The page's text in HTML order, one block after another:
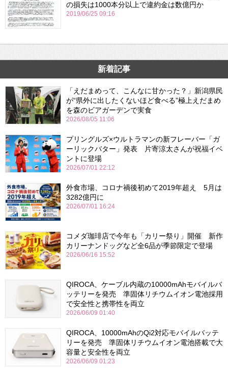
の損失は1000本分以上で違約金は数億円か
2019/06/25 09:16
新着記事
「えだまめって、こんなに甘かった？」新潟県民
が“県外に出したくないほど食べる”極上えだまめ
を森のビアガーデンで実食
2026/08/05 11:06
プリングルズ×ウルトラマンの新フレーバー「ガ
ーリックバター」発表 片寄涼太さんが祝福イベ
ントに登場
2026/07/01 22:12
外食市場、コロナ禍後初めて2019年超え 5月は
3282億円に
2026/07/01 16:24
コメダ珈琲店で今年も「カリー祭り」開催 新作
カリーナンドッグなど全6品が季節限定で登場
2026/06/16 15:52
QIROCA、ケーブル内蔵の10000mAhモバイルバ
ッテリーを発売 準固体リチウムイオン電池採用
で安全性と携帯性を両立
2026/06/09 01:40
QIROCA、10000mAhのQi2対応モバイルバッテ
リーを発売 準固体リチウムイオン電池搭載で大
容量と安全性を両立
2026/06/09 01:23